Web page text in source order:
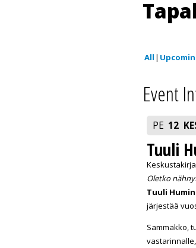
All
Event
PE 12
Tuuli
Oletko
Tuuli
järjestää
Sammakko,